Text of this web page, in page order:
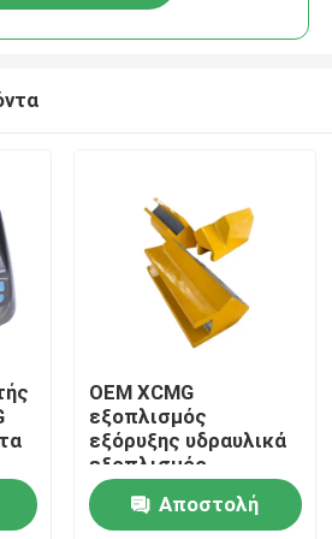
OEM XCMG
εξοπλισμός
εξόρυξης υδραυλικά
εξοπλισμός
γεωτρήσεων
πετρώματος
Αποστολή